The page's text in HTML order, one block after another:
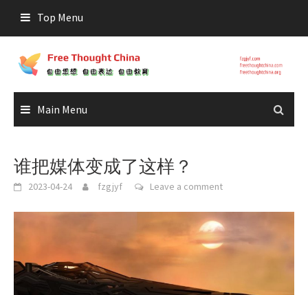
content
Top Menu
Main Menu
谁把媒体变成了这样？
2023-04-24 fzgjyf Leave a comment